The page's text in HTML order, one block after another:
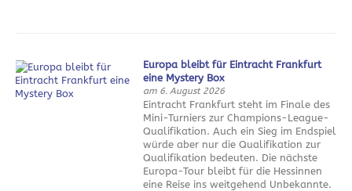
Europa bleibt für Eintracht Frankfurt
eine Mystery Box
am 6. August 2026
Eintracht Frankfurt steht im Finale des
Mini-Turniers zur Champions-League-
Qualifikation. Auch ein Sieg im Endspiel
würde aber nur die Qualifikation zur
Qualifikation bedeuten. Die nächste
Europa-Tour bleibt für die Hessinnen
eine Reise ins weitgehend Unbekannte.